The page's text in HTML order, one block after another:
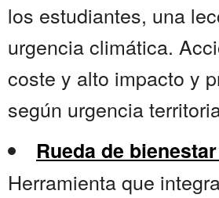
los estudiantes, una
urgencia climática.
coste y alto impacto y
según urgencia
Rueda de
Herramienta que